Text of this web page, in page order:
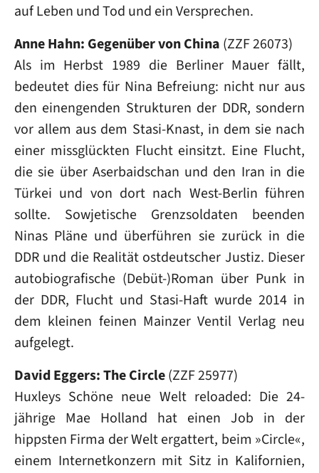
auf Leben und Tod und ein Versprechen.
Anne Hahn: Gegenüber von China (ZZF 26073)
Als im Herbst 1989 die Berliner Mauer fällt,
bedeutet dies für Nina Befreiung: nicht nur aus
den einengenden Strukturen der DDR, sondern
vor allem aus dem Stasi-Knast, in dem sie nach
einer missglückten Flucht einsitzt. Eine Flucht,
die sie über Aserbaidschan und den Iran in die
Türkei und von dort nach West-Berlin führen
sollte. Sowjetische Grenzsoldaten beenden
Ninas Pläne und überführen sie zurück in die
DDR und die Realität ostdeutscher Justiz. Dieser
autobiografische (Debüt-)Roman über Punk in
der DDR, Flucht und Stasi-Haft wurde 2014 in
dem kleinen feinen Mainzer Ventil Verlag neu
aufgelegt.
David Eggers: The Circle(ZZF 25977)
Huxleys Schöne neue Welt reloaded: Die 24-
jährige Mae Holland hat einen Job in der
hippsten Firma der Welt ergattert, beim »Circle«,
einem Internetkonzern mit Sitz in Kalifornien,